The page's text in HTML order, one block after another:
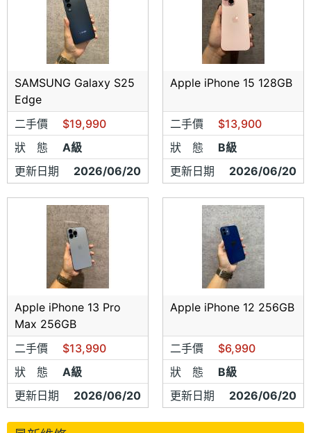
SAMSUNG Galaxy S25
Edge
二手價
$19,990
狀 態
A級
更新日期
2026/06/20
Apple iPhone 15 128GB
二手價
$13,900
狀 態
B級
更新日期
2026/06/20
Apple iPhone 13 Pro
Max 256GB
二手價
$13,990
狀 態
A級
更新日期
2026/06/20
Apple iPhone 12 256GB
二手價
$6,990
狀 態
B級
更新日期
2026/06/20